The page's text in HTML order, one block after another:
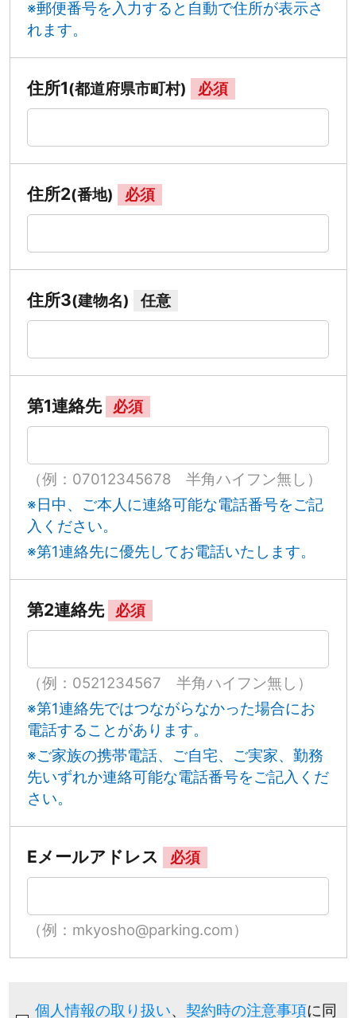
※郵便番号を入力すると自動で住所が表示さ
れます。
住所1(都道府県市町村) 必須
住所2(番地) 必須
住所3(建物名) 任意
第1連絡先 必須
（例：07012345678 半角ハイフン無し）
※日中、ご本人に連絡可能な電話番号をご記
入ください。
※第1連絡先に優先してお電話いたします。
第2連絡先 必須
（例：0521234567 半角ハイフン無し）
※第1連絡先ではつながらなかった場合にお
電話することがあります。
※ご家族の携帯電話、ご自宅、ご実家、勤務
先いずれか連絡可能な電話番号をご記入くだ
さい。
Eメールアドレス 必須
（例：mkyosho@parking.com）
個人情報の取り扱い、 契約時の注意事項に同